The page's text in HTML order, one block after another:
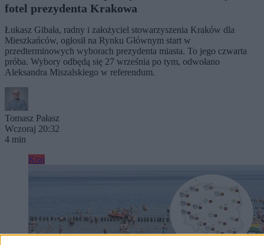
fotel prezydenta Krakowa
Łukasz Gibała, radny i założyciel stowarzyszenia Kraków dla
Mieszkańców, ogłosił na Rynku Głównym start w
przedterminowych wyborach prezydenta miasta. To jego czwarta
próba. Wybory odbędą się 27 września po tym, odwołano
Aleksandra Miszalskiego w referendum.
Tomasz Pałasz
Wczoraj 20:32
4 min
Kraj